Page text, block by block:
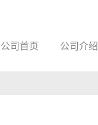
公司首页 公司介绍